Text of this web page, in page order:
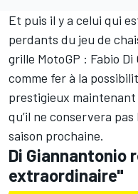
Et puis il y a celui qui
perdants du jeu de
grille MotoGP : Fabio
comme fer à la
prestigieux
qu’il ne conservera
saison prochaine.
Di Giannantonio
extraordinaire"